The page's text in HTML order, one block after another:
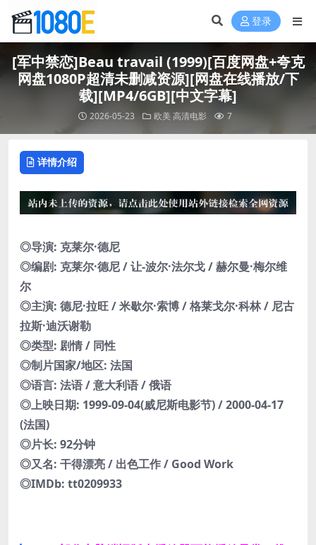
登录
[军中禁恋]Beau travail (1999)[百度网盘+夸克
网盘1080P超清未删减资源][网盘在线播放/下
载][MP4/6GB][中文字幕]
2026-05-23 欧美高清电影 7
详情介绍
◎导演: 克莱尔·德尼
◎编剧: 克莱尔·德尼 / 让-波尔·法尔戈 / 赫尔曼·梅尔维
尔
◎主演: 德尼·拉旺 / 米歇尔·索博 / 格莱戈尔·科林 / 尼古
拉斯·迪沃谢勒
◎类型: 剧情 / 同性
◎制片国家/地区: 法国
◎语言: 法语 / 意大利语 / 俄语
◎上映日期: 1999-09-04(威尼斯电影节) / 2000-04-17
(法国)
◎片长: 92分钟
◎又名: 干得漂亮 / 出色工作 / Good Work
◎IMDb: tt0209933